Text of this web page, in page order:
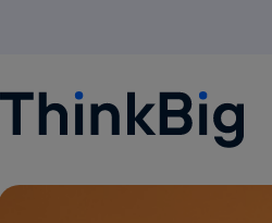
Blogthinkbig.com